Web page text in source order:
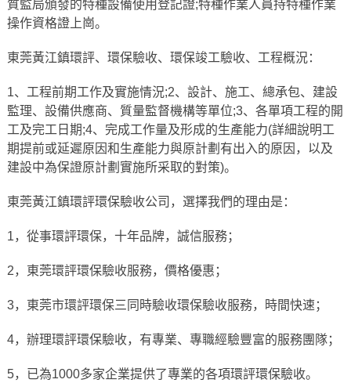
質監局頒發的特種設備使用登記證;特種作業人員持特種作業
操作資格證上崗。
東莞黃江鎮環評、環保驗收、環保竣工驗收、工程概況：
1、工程前期工作及實施情況;2、設計、施工、總承包、建設
監理、設備供應商、質量監督機構等單位;3、各單項工程的開
工及完工日期;4、完成工作量及形成的生產能力(詳細說明工
期提前或延遲原因和生產能力與原計劃有出入的原因，以及
建設中為保證原計劃實施所采取的對策)。
東莞黃江鎮環評環保驗收公司，選擇我們的理由是：
1，從事環評環保，十年品牌，誠信服務；
2，東莞環評環保驗收服務，價格優惠；
3，東莞市環評環保三同時驗收環保驗收服務，時間快速；
4，辦理環評環保驗收，有專業、專職經驗豐富的服務團隊；
5，已為1000多家企業提供了專業的各項環評環保驗收。